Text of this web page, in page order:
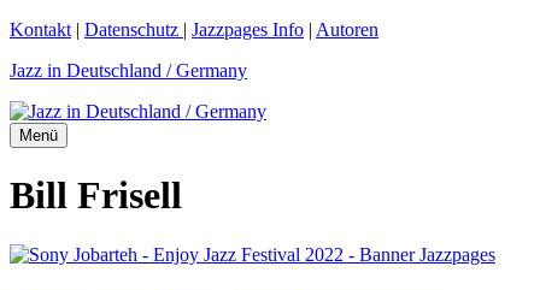
Zum
springen
Kontakt | Datenschutz | Jazzpages Info | Autoren
Jazz in Deutschland / Germany
Menü
Bill Frisell